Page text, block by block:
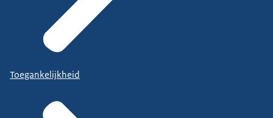
Toegankelijkheid